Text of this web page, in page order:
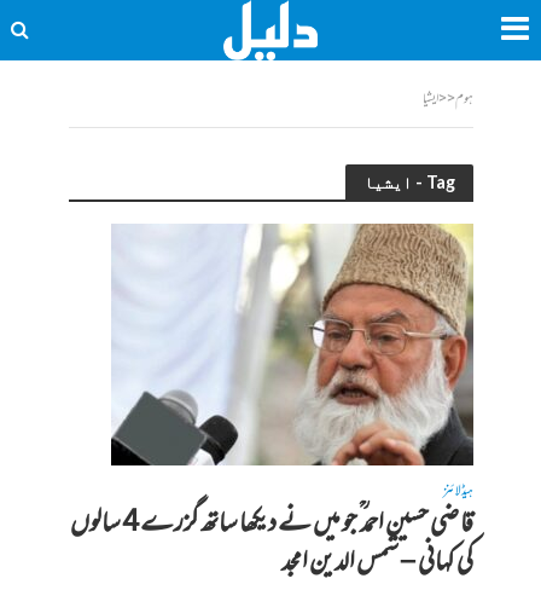
ہوم<<ایشیا
Tag - ایشیا
ہیڈلائنز
قاضی حسین احمد ؒ جو میں نے دیکھا ساتھ گزرے 4 سالوں
کی کہانی – شمس الدین امجد